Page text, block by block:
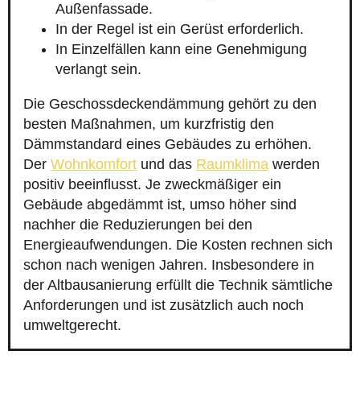
Außenfassade.
In der Regel ist ein Gerüst erforderlich.
In Einzelfällen kann eine Genehmigung
verlangt sein.
Die Geschossdeckendämmung gehört zu den
besten Maßnahmen, um kurzfristig den
Dämmstandard eines Gebäudes zu erhöhen.
Der Wohnkomfort und das Raumklima werden
positiv beeinflusst. Je zweckmäßiger ein
Gebäude abgedämmt ist, umso höher sind
nachher die Reduzierungen bei den
Energieaufwendungen. Die Kosten rechnen sich
schon nach wenigen Jahren. Insbesondere in
der Altbausanierung erfüllt die Technik sämtliche
Anforderungen und ist zusätzlich auch noch
umweltgerecht.